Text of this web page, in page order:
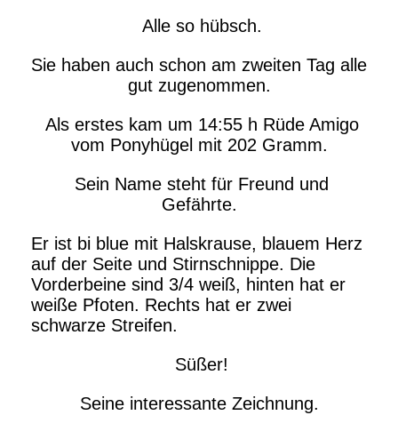
Alle so hübsch.
Sie haben auch schon am zweiten Tag alle
gut zugenommen.
Als erstes kam um 14:55 h Rüde Amigo
vom Ponyhügel mit 202 Gramm.
Sein Name steht für Freund und
Gefährte.
Er ist bi blue mit Halskrause, blauem Herz
auf der Seite und Stirnschnippe. Die
Vorderbeine sind 3/4 weiß, hinten hat er
weiße Pfoten. Rechts hat er zwei
schwarze Streifen.
Süßer!
Seine interessante Zeichnung.